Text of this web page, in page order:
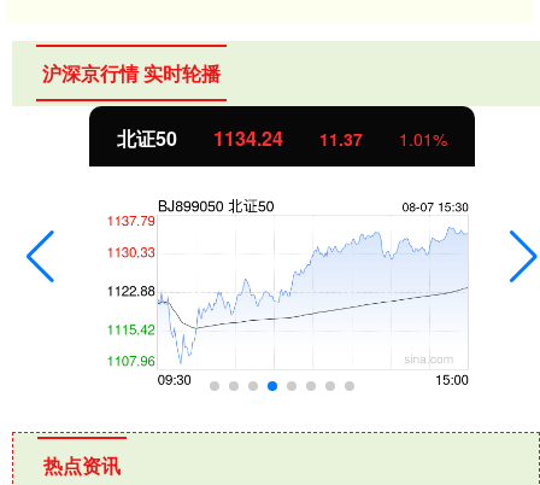
沪深京行情 实时轮播
北证50 1134.24 11.37 1.01%
热点资讯